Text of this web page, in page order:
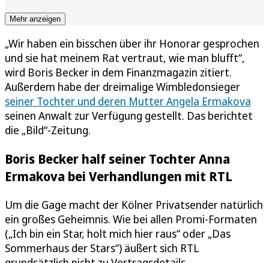
Mehr anzeigen
„Wir haben ein bisschen über ihr Honorar gesprochen
und sie hat meinem Rat vertraut, wie man blufft“,
wird Boris Becker in dem Finanzmagazin zitiert.
Außerdem habe der dreimalige Wimbledonsieger
seiner Tochter und deren Mutter Angela Ermakova
seinen Anwalt zur Verfügung gestellt. Das berichtet
die „Bild“-Zeitung.
Boris Becker half seiner Tochter Anna
Ermakova bei Verhandlungen mit RTL
Um die Gage macht der Kölner Privatsender natürlich
ein großes Geheimnis. Wie bei allen Promi-Formaten
(„Ich bin ein Star, holt mich hier raus“ oder „Das
Sommerhaus der Stars“) äußert sich RTL